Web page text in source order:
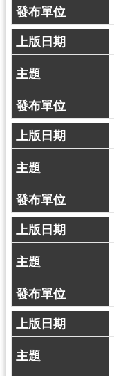
安
全
政
策
政
府
網
站
資
開
放
宣
告